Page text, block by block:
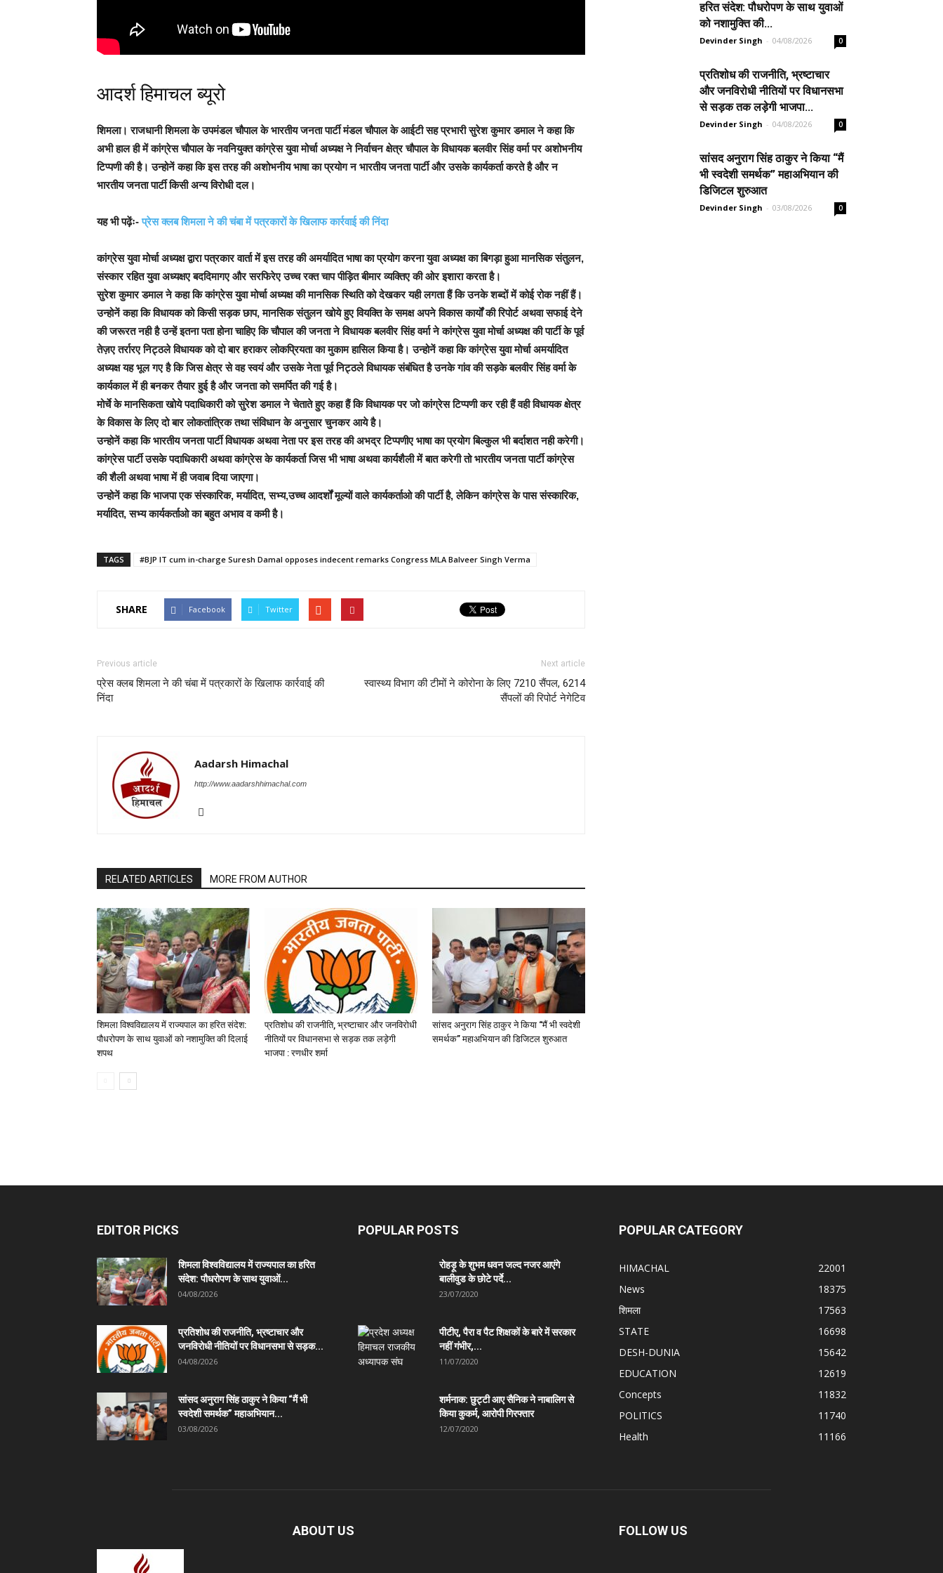
आदर्श हिमाचल ब्यूरो
शिमला। राजधानी शिमला के उपमंडल चौपाल के भारतीय जनता पार्टी मंडल चौपाल के आईटी सह प्रभारी सुरेश कुमार डमाल ने कहा कि
अभी हाल ही में कांग्रेस चौपाल के नवनियुक्त कांग्रेस युवा मोर्चा अध्यक्ष ने निर्वाचन क्षेत्र चौपाल के विधायक बलवीर सिंह वर्मा पर अशोभनीय
टिप्पणी की है। उन्होनें कहा कि इस तरह की अशोभनीय भाषा का प्रयोग न भारतीय जनता पार्टी और उसके कार्यकर्ता करते है और न
भारतीय जनता पार्टी किसी अन्य विरोधी दल।
यह भी पढ़ेंः-प्रेस क्लब शिमला ने की चंबा में पत्रकारों के खिलाफ कार्रवाई की निंदा
कांग्रेस युवा मोर्चा अध्यक्ष द्वारा पत्रकार वार्ता में इस तरह की अमर्यादित भाषा का प्रयोग करना युवा अध्यक्ष का बिगड़ा हुआ मानसिक संतुलन,
संस्कार रहित युवा अध्यक्षए बददिमागए और सरफिरेए उच्च रक्त चाप पीड़ित बीमार व्यक्तिए की ओर इशारा करता है।
सुरेश कुमार डमाल ने कहा कि कांग्रेस युवा मोर्चा अध्यक्ष की मानसिक स्थिति को देखकर यही लगता हैं कि उनके शब्दों में कोई रोक नहीं हैं।
उन्होनें कहा कि विधायक को किसी सड़क छाप, मानसिक संतुलन खोये हुए वियक्ति के समक्ष अपने विकास कार्यों की रिपोर्ट अथवा सफाई देने
की जरूरत नही है उन्हें इतना पता होना चाहिए कि चौपाल की जनता ने विधायक बलवीर सिंह वर्मा ने कांग्रेस युवा मोर्चा अध्यक्ष की पार्टी के पूर्व
तेज़ए तर्रारए निट्ठले विधायक को दो बार हराकर लोकप्रियता का मुकाम हासिल किया है। उन्होनें कहा कि कांग्रेस युवा मोर्चा अमर्यादित
अध्यक्ष यह भूल गए है कि जिस क्षेत्र से वह स्वयं और उसके नेता पूर्व निट्ठले विधायक संबंधित है उनके गांव की सड़के बलवीर सिंह वर्मा के
कार्यकाल में ही बनकर तैयार हुई है और जनता को समर्पित की गई है।
मोर्चे के मानसिकता खोये पदाधिकारी को सुरेश डमाल ने चेताते हुए कहा हैं कि विधायक पर जो कांग्रेस टिप्पणी कर रही हैं वही विधायक क्षेत्र
के विकास के लिए दो बार लोकतांत्रिक तथा संविधान के अनुसार चुनकर आये है।
उन्होनें कहा कि भारतीय जनता पार्टी विधायक अथवा नेता पर इस तरह की अभद्र टिप्पणीए भाषा का प्रयोग बिल्कुल भी बर्दाशत नही करेगी।
कांग्रेस पार्टी उसके पदाधिकारी अथवा कांग्रेस के कार्यकर्ता जिस भी भाषा अथवा कार्यशैली में बात करेगी तो भारतीय जनता पार्टी कांग्रेस
की शैली अथवा भाषा में ही जवाब दिया जाएगा।
उन्होनें कहा कि भाजपा एक संस्कारिक, मर्यादित, सभ्य,उच्च आदर्शों मूल्यों वाले कार्यकर्ताओ की पार्टी है, लेकिन कांग्रेस के पास संस्कारिक,
मर्यादित, सभ्य कार्यकर्ताओ का बहुत अभाव व कमी है।
TAGS #BJP IT cum in-charge Suresh Damal opposes indecent remarks Congress MLA Balveer Singh Verma
SHARE Facebook Twitter
Previous article
प्रेस क्लब शिमला ने की चंबा में पत्रकारों के खिलाफ कार्रवाई की
निंदा
Next article
स्वास्थ्य विभाग की टीमों ने कोरोना के लिए 7210 सैंपल, 6214
सैंपलों की रिपोर्ट नेगेटिव
Aadarsh Himachal
http://www.aadarshhimachal.com
RELATED ARTICLES MORE FROM AUTHOR
शिमला विश्वविद्यालय में राज्यपाल का हरित संदेश:
पौधरोपण के साथ युवाओं को नशामुक्ति की दिलाई
शपथ
प्रतिशोध की राजनीति, भ्रष्टाचार और जनविरोधी
नीतियों पर विधानसभा से सड़क तक लड़ेगी
भाजपा : रणधीर शर्मा
सांसद अनुराग सिंह ठाकुर ने किया “मैं भी स्वदेशी
समर्थक” महाअभियान की डिजिटल शुरुआत
हरित संदेश: पौधरोपण के साथ युवाओं
को नशामुक्ति की...
Devinder Singh - 04/08/2026 0
प्रतिशोध की राजनीति, भ्रष्टाचार
और जनविरोधी नीतियों पर विधानसभा
से सड़क तक लड़ेगी भाजपा...
Devinder Singh - 04/08/2026 0
सांसद अनुराग सिंह ठाकुर ने किया “मैं
भी स्वदेशी समर्थक” महाअभियान की
डिजिटल शुरुआत
Devinder Singh - 03/08/2026 0
EDITOR PICKS
शिमला विश्वविद्यालय में राज्यपाल का हरित
संदेश: पौधरोपण के साथ युवाओं...
04/08/2026
प्रतिशोध की राजनीति, भ्रष्टाचार और
जनविरोधी नीतियों पर विधानसभा से सड़क...
04/08/2026
सांसद अनुराग सिंह ठाकुर ने किया “मैं भी
स्वदेशी समर्थक” महाअभियान...
03/08/2026
POPULAR POSTS
रोहड़ू के शुभम धवन जल्द नजर आएंगे
बालीवुड के छोटे पर्दे...
23/07/2020
पीटीए, पैरा व पैट शिक्षकों के बारे में सरकार
नहीं गंभीर,...
11/07/2020
शर्मनाक: छुट्टी आए सैनिक ने नाबालिग से
किया कुकर्म, आरोपी गिरफ्तार
12/07/2020
POPULAR CATEGORY
HIMACHAL
22001
News
18375
शिमला
17563
STATE
16698
DESH-DUNIA
15642
EDUCATION
12619
Concepts
11832
POLITICS
11740
Health
11166
ABOUT US FOLLOW US